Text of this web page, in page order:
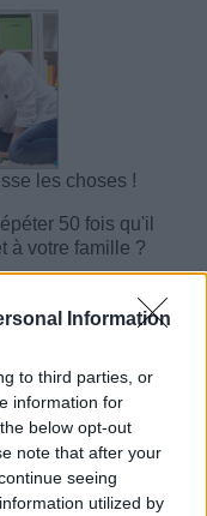
Information
to third parties, or
information for
below opt-out
note that after your
seeing
utilized by
les choses !
50 fois qu'il
à votre famille ?